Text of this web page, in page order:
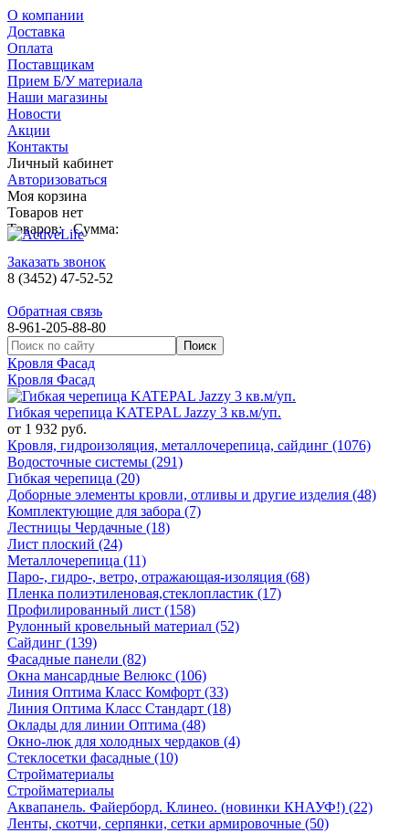
О компании
Доставка
Оплата
Поставщикам
Прием Б/У материала
Наши магазины
Новости
Акции
Контакты
Личный кабинет
Авторизоваться
Моя корзина
Товаров нет
Товаров: Сумма:
Заказать звонок
8 (3452) 47-52-52
Обратная связь
8-961-205-88-80
Кровля Фасад
Кровля Фасад
Гибкая черепица KATEPAL Jazzy 3 кв.м/уп.
от 1 932 руб.
Кровля, гидроизоляция, металлочерепица, сайдинг (1076)
Водосточные системы (291)
Гибкая черепица (20)
Доборные элементы кровли, отливы и другие изделия (48)
Комплектующие для забора (7)
Лестницы Чердачные (18)
Лист плоский (24)
Металлочерепица (11)
Паро-, гидро-, ветро, отражающая-изоляция (68)
Пленка полиэтиленовая,стеклопластик (17)
Профилированный лист (158)
Рулонный кровельный материал (52)
Сайдинг (139)
Фасадные панели (82)
Окна мансардные Велюкс (106)
Линия Оптима Класс Комфорт (33)
Линия Оптима Класс Стандарт (18)
Оклады для линии Оптима (48)
Окно-люк для холодных чердаков (4)
Стеклосетки фасадные (10)
Стройматериалы
Стройматериалы
Аквапанель. Файерборд. Клинео. (новинки КНАУФ!) (22)
Ленты, скотчи, серпянки, сетки армировочные (50)